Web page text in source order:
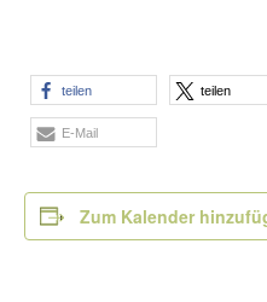
teilen teilen
E-Mail
Zum Kalender